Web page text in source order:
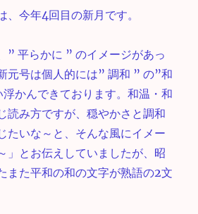
、今年4回目の新月です。
” 平らかに ” のイメージがあっ
元号は個人的には” 調和 ” の”和
かんできております。和温・和
読み方ですが、穏やかさと調和
たいな～と、そんな風にイメー
」とお伝えしていましたが、昭
また平和の和の文字が熟語の2文